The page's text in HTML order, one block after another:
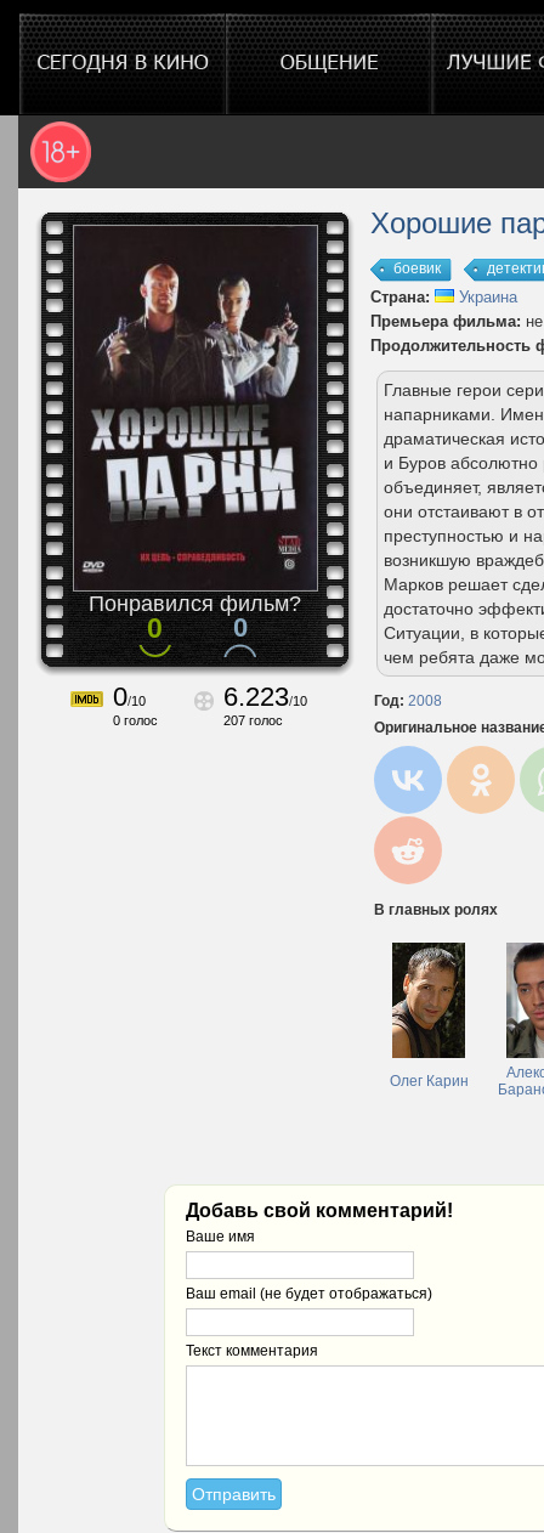
Понравился фильм?
0 0
0/10
0 голос
6.223/10
207 голос
Хорошие
боевик
Страна:
Украина
Премьера фильма:
Продолжительность
Главные герои
напарниками.
драматическая
и Буров
объединяет,
они отстаивают в
преступностью и
возникшую
Марков решает
достаточно
Ситуации, в
чем ребята даже
Год: 2008
Оригинальное
В главных ролях
Олег Карин
Добавь свой комментарий!
Ваше имя
Ваш email (не будет отображаться)
Текст комментария